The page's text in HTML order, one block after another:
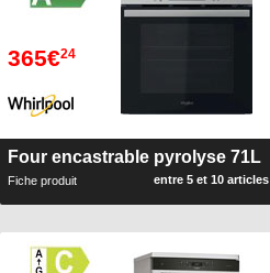
365€24
Four encastrable pyrolyse 71L
Fiche produit entre 5 et 10 articles